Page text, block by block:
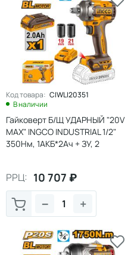
Код товара: CIWLI20351
В наличии
Гайковерт Б/Щ УДАРНЫЙ "20V
MAX" INGCO INDUSTRIAL 1/2"
350Нм, 1АКБ*2Ач + ЗУ, 2
РРЦ: 10 707 ₽
+
−